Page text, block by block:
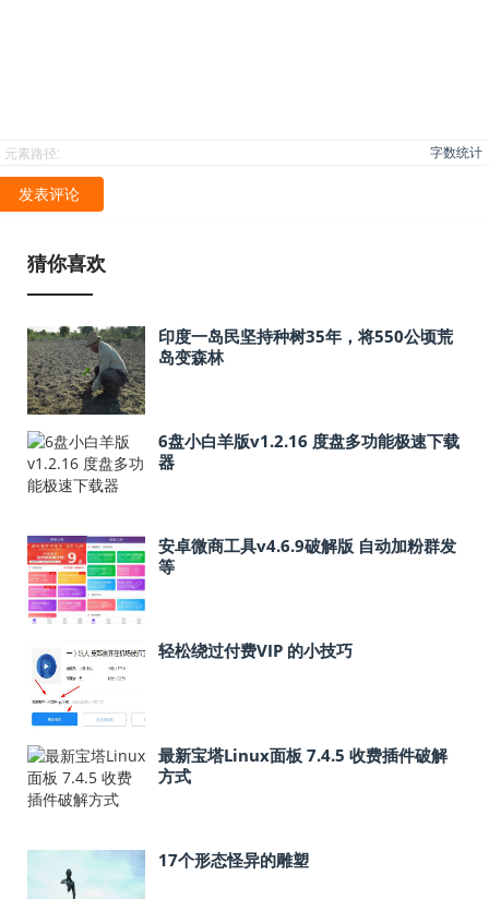
元素路径: 字数统计
发表评论
猜你喜欢
印度一岛民坚持种树35年，将550公顷荒
岛变森林
6盘小白羊版v1.2.16 度盘多功能极速下载
器
安卓微商工具v4.6.9破解版 自动加粉群发
等
轻松绕过付费VIP 的小技巧
最新宝塔Linux面板 7.4.5 收费插件破解
方式
17个形态怪异的雕塑